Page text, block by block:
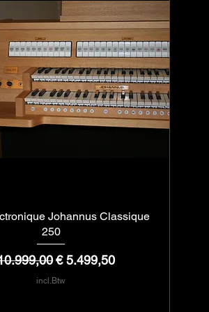
Snel overzicht
Johannus Classique
250
prijsVerkoopprijs
€ 5.499,50
incl.Btw